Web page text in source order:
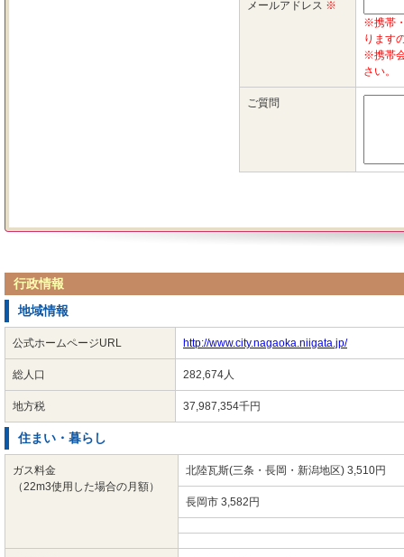
行政情報
地域情報
公式ホームページURL http://www.city.nagaoka.niigata.jp/
総人口 282,674人
地方税 37,987,354千円
住まい・暮らし
ガス料金
（22m3使用した場合の月額）
北陸瓦斯(三条・長岡・新潟地区) 3,510円
長岡市 3,582円